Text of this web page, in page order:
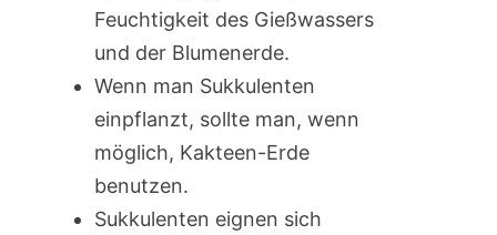
Feuchtigkeit des Gießwassers
und der Blumenerde.
Wenn man Sukkulenten
einpflanzt, sollte man, wenn
möglich, Kakteen-Erde
benutzen.
Sukkulenten eignen sich